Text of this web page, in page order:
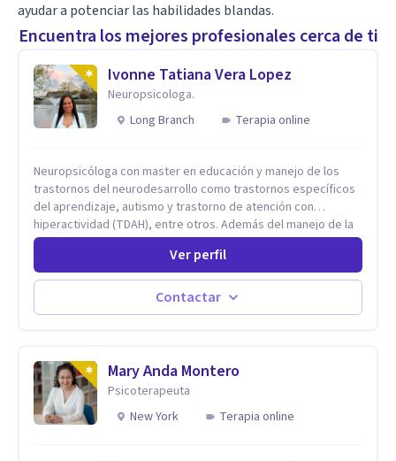
ayudar a potenciar las habilidades blandas.
Encuentra los mejores profesionales cerca de ti
Ivonne Tatiana Vera Lopez
Neuropsicologa.
Long Branch
Terapia online
Neuropsicóloga con master en educación y manejo de los
trastornos del neurodesarrollo como trastornos específicos
del aprendizaje, autismo y trastorno de atención con
hiperactividad (TDAH), entre otros. Además del manejo de la
depresión, ansiedad y demás conflictos de la dimensión
tipo de terapia para mi lo más importante es el individuo,
trabajo no solo con mis pacientes sino con todo su entorno,
núcleo familiar, social, académico. El arte de conocernos, de
raíz llevándonos a crear nuevas conexiones cerebrales,
espirituales, emocionales y físicas. Cada proceso es
individual y cada situación por la que se consulta nunca será
un problema sino una oportunidad para volver a empezar
Ver perfil
Contactar
Mary Anda Montero
Psicoterapeuta
New York
Terapia online